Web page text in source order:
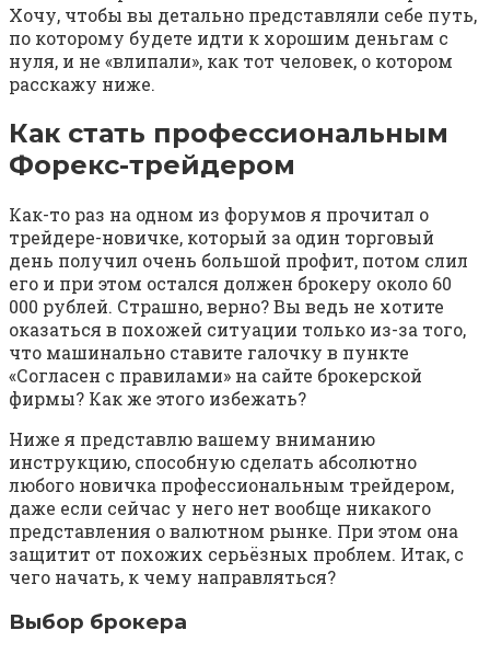
Хочу, чтобы вы детально представляли себе путь,
по которому будете идти к хорошим деньгам с
нуля, и не «влипали», как тот человек, о котором
расскажу ниже.
Как стать профессиональным
Форекс-трейдером
Как-то раз на одном из форумов я прочитал о
трейдере-новичке, который за один торговый
день получил очень большой профит, потом слил
его и при этом остался должен брокеру около 60
000 рублей. Страшно, верно? Вы ведь не хотите
оказаться в похожей ситуации только из-за того,
что машинально ставите галочку в пункте
«Согласен с правилами» на сайте брокерской
фирмы? Как же этого избежать?
Ниже я представлю вашему вниманию
инструкцию, способную сделать абсолютно
любого новичка профессиональным трейдером,
даже если сейчас у него нет вообще никакого
представления о валютном рынке. При этом она
защитит от похожих серьёзных проблем. Итак, с
чего начать, к чему направляться?
Выбор брокера